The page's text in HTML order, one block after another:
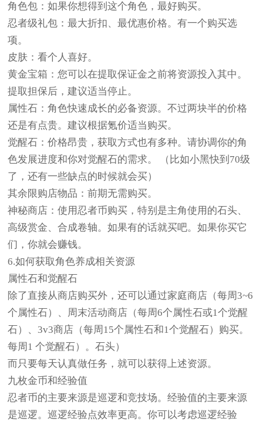
角色包：如果你想得到这个角色，最好购买。
忍者级礼包：最大折扣、最优惠价格。有一个购买选
项。
皮肤：看个人喜好。
黄金宝箱：您可以在提取保证金之前将资源投入其中。
提取担保后，建议适当停止。
属性石：角色快速成长的必备资源。不过两块半的价格
还是有点贵。建议根据氪价适当购买。
觉醒石：价格昂贵，获取方式也有多种。请协调你的角
色发展进度和你对觉醒石的需求。 （比如小黑快到70级
了，还有一些缺点的时候就会买）
其余限购店物品：前期无需购买。
神秘商店：使用忍者币购买，特别是主角使用的石头、
高级赏金、合成卷轴。如果有的话就买吧。如果你买它
们，你就会赚钱。
6.如何获取角色养成相关资源
属性石和觉醒石
除了直接从商店购买外，还可以通过家庭商店（每周3~6
个属性石）、周末活动商店（每周6个属性石或1个觉醒
石）、3v3商店（每周15个属性石和1个觉醒石）购买。
每周1 个觉醒石）。石头）
而只要每天认真做任务，就可以获得上述资源。
九枚金币和经验值
忍者币的主要来源是巡逻和竞技场。经验值的主要来源
是巡逻。巡逻经验点效率更高。你可以考虑巡逻经验